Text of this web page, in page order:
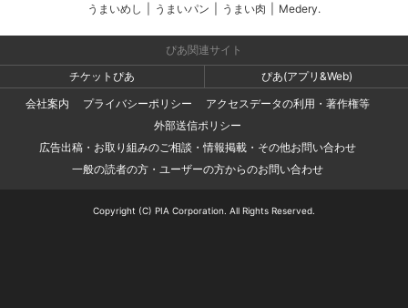
うまいめし
うまいパン うまい肉 Medery.
ぴあ関連サイト
チケットぴあ
ぴあ(アプリ&Web)
会社案内
プライバシーポリシー
アクセスデータの利用・著作権等
外部送信ポリシー
広告出稿・お取り組みのご相談・情報掲載・その他お問い合わせ
一般の読者の方・ユーザーの方からのお問い合わせ
Copyright (C) PIA Corporation. All Rights Reserved.